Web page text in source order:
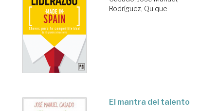
Rodríguez, Quique
El mantra del talento